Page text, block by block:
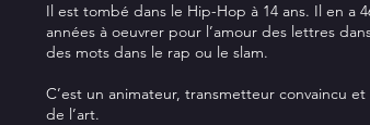
Il est tombé dans le Hip-Hop à 14 ans. Il en a
années à oeuvrer pour l’amour des lettres
des mots dans le rap ou le slam.
C’est un animateur, transmetteur convaincu
de l’art.